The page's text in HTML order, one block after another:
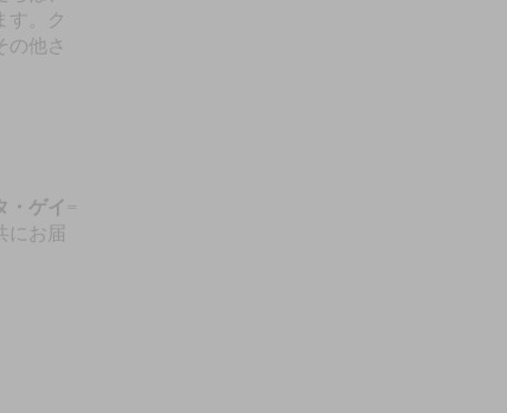
す。ク
の他さ
・ゲイ=
にお届